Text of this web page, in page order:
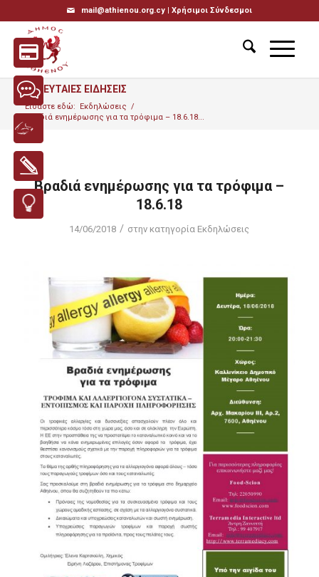
mail@athienou.org.cy | Χρήσιμοι Σύνδεσμοι
ΤΕΛΕΥΤΑΙΕΣ ΕΙΔΗΣΕΙΣ
Είσαστε εδώ: Εκδηλώσεις /
Βραδιά ενημέρωσης για τα τρόφιμα – 18.6.18...
Βραδιά ενημέρωσης για τα τρόφιμα –
18.6.18
14/06/2018 / στην κατηγορία Εκδηλώσεις